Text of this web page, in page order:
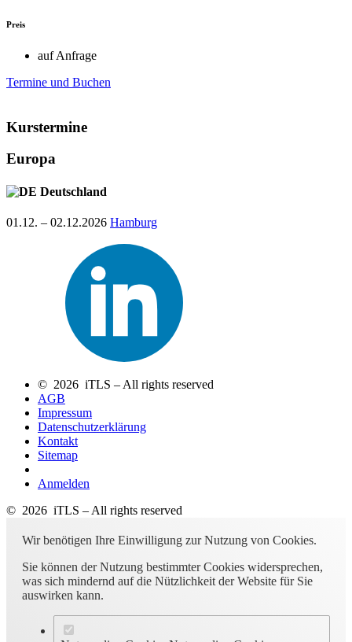
Preis
auf Anfrage
Termine und Buchen
Kurstermine
Europa
Deutschland
01.12. – 02.12.2026 Hamburg
© 2026 iTLS – All rights reserved
AGB
Impressum
Datenschutzerklärung
Kontakt
Sitemap
Anmelden
© 2026 iTLS – All rights reserved
Wir benötigen Ihre Einwilligung zur Nutzung von Cookies.
Sie können der Nutzung bestimmter Cookies widersprechen,
was sich mindernd auf die Nützlichkeit der Website für Sie
auswirken kann.